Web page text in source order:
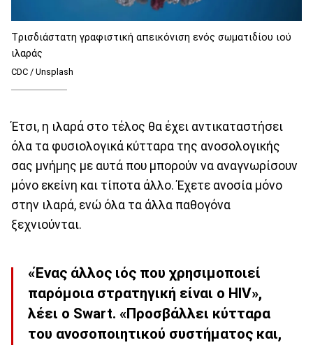
Tρισδιάστατη γραφιστική απεικόνιση ενός σωματιδίου ιού
ιλαράς
CDC / Unsplash
Έτσι, η ιλαρά στο τέλος θα έχει αντικαταστήσει
όλα τα φυσιολογικά κύτταρα της ανοσολογικής
σας μνήμης με αυτά που μπορούν να αναγνωρίσουν
μόνο εκείνη και τίποτα άλλο. Έχετε ανοσία μόνο
στην ιλαρά, ενώ όλα τα άλλα παθογόνα
ξεχνιούνται.
«Ένας άλλος ιός που χρησιμοποιεί
παρόμοια στρατηγική είναι ο HIV»,
λέει ο Swart. «Προσβάλλει κύτταρα
του ανοσοποιητικού συστήματος και,